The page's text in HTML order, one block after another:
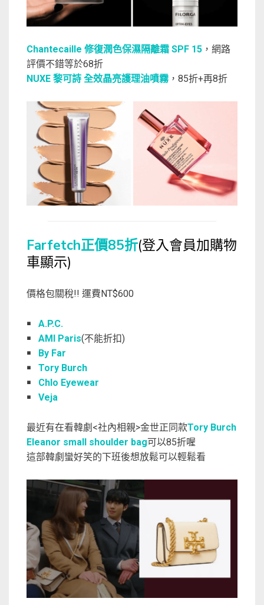
Chantecaille 修復潤色保濕隔離霜 SPF 15 ，網路
評價不錯等於68折
NUXE 黎可詩 全效晶亮護理油噴霧，85折+再8折
Farfetch正價85折(登入會員加購物
車顯示)
價格包關稅!! 運費NT$600
￭ A.P.C.
￭ AMI Paris(不能折扣)
￭ By Far
￭ Tory Burch
￭ Chlo Eyewear
￭ Veja
最近有在看韓劇<社內相親>金世正同款Tory Burch
Eleanor small shoulder bag可以85折喔
這部韓劇蠻好笑的下班後想放鬆可以輕鬆看